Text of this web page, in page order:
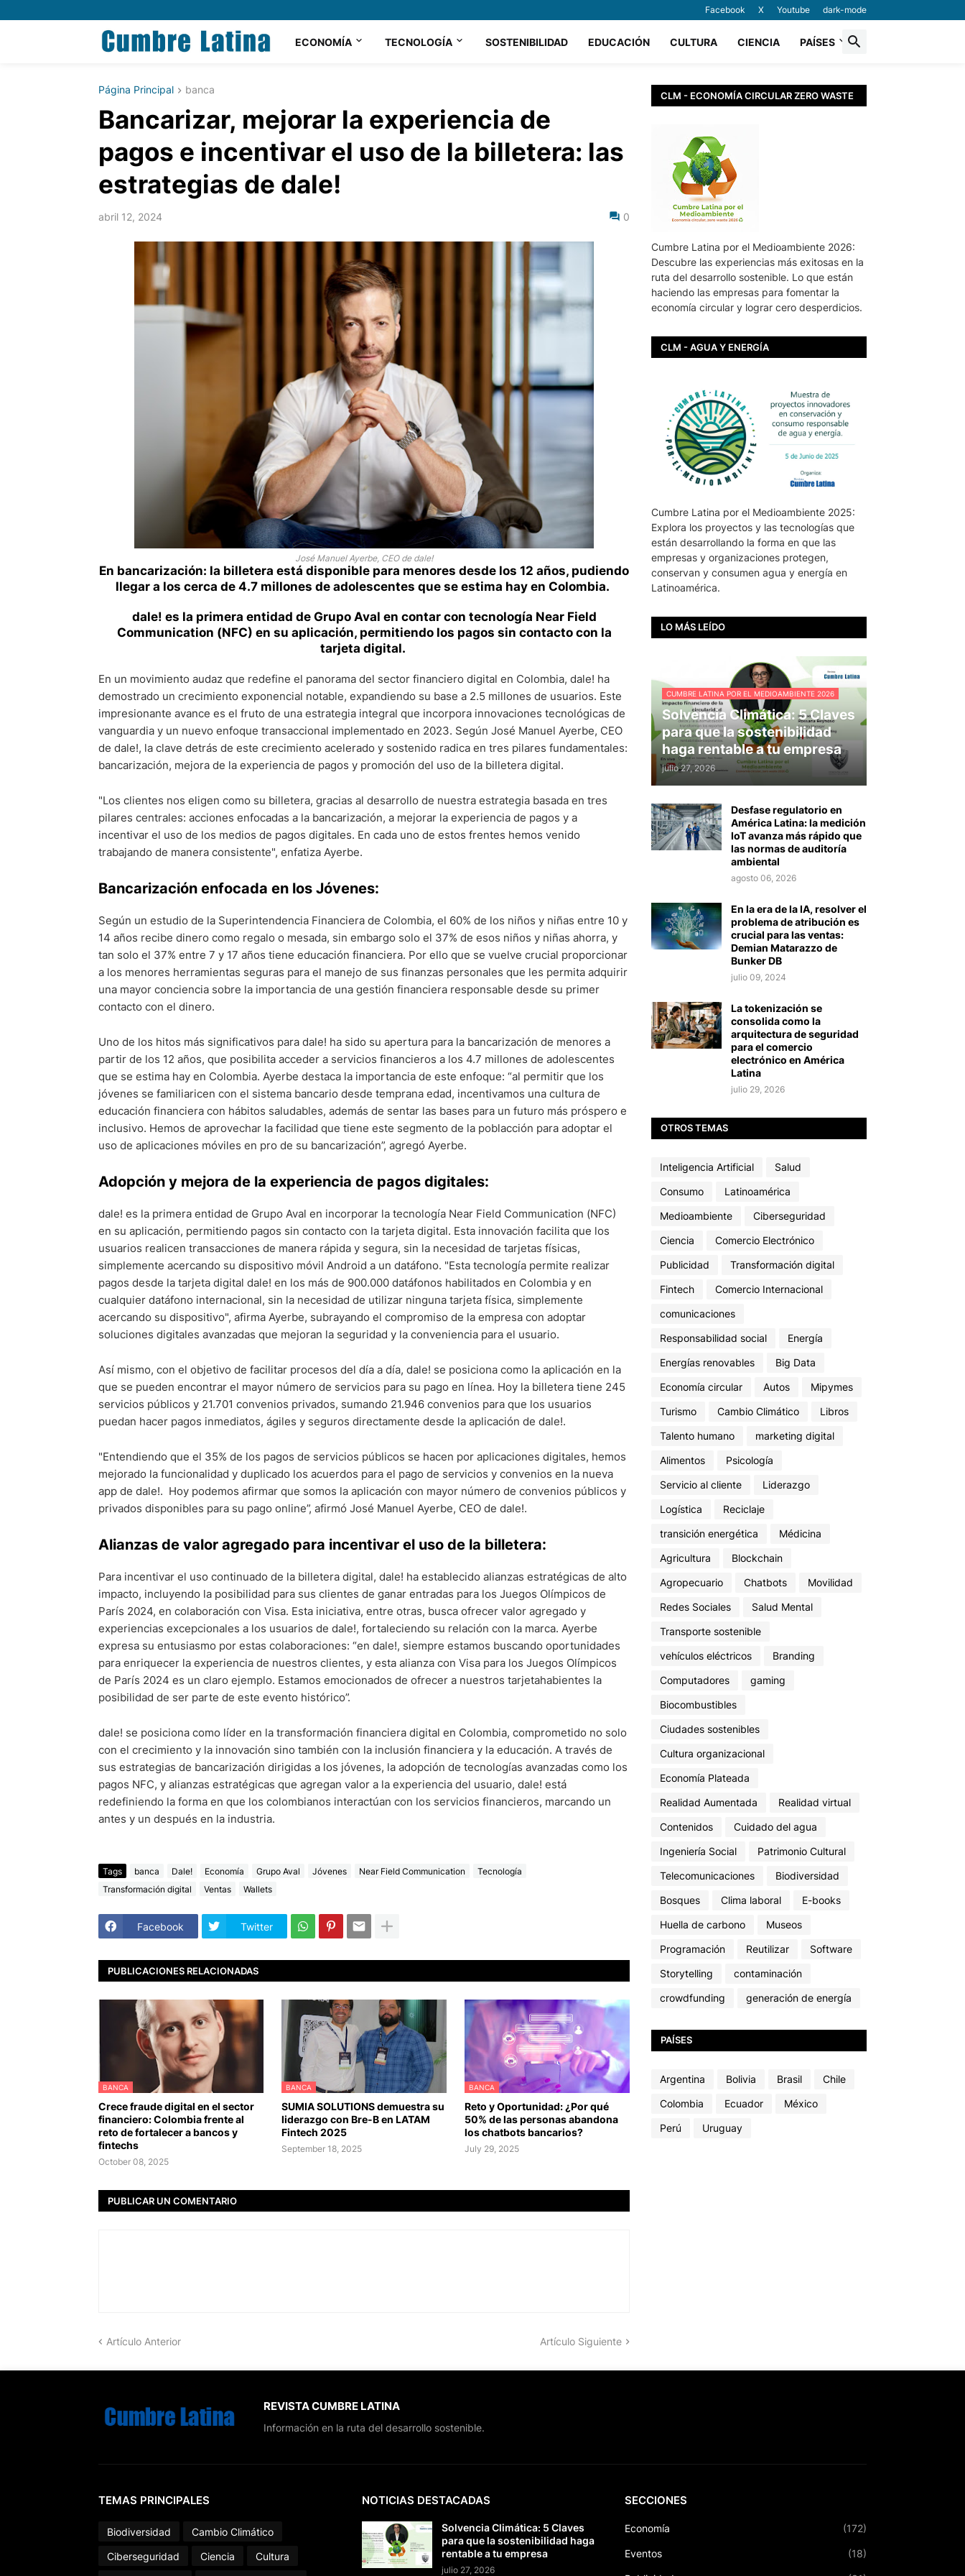
Facebook X Youtube dark-mode
ECONOMÍA TECNOLOGÍA SOSTENIBILIDAD EDUCACIÓN CULTURA CIENCIA PAÍSES
Página Principal banca
Bancarizar, mejorar la experiencia de
pagos e incentivar el uso de la billetera: las
estrategias de dale!
abril 12, 2024 0
José Manuel Ayerbe, CEO de dale!
En bancarización: la billetera está disponible para menores desde los 12 años, pudiendo
llegar a los cerca de 4.7 millones de adolescentes que se estima hay en Colombia.
dale! es la primera entidad de Grupo Aval en contar con tecnología Near Field
Communication (NFC) en su aplicación, permitiendo los pagos sin contacto con la
tarjeta digital.
En un movimiento audaz que redefine el panorama del sector financiero digital en Colombia, dale! ha
demostrado un crecimiento exponencial notable, expandiendo su base a 2.5 millones de usuarios. Este
impresionante avance es el fruto de una estrategia integral que incorpora innovaciones tecnológicas de
vanguardia y un nuevo enfoque transaccional implementado en 2023. Según José Manuel Ayerbe, CEO
de dale!, la clave detrás de este crecimiento acelerado y sostenido radica en tres pilares fundamentales:
bancarización, mejora de la experiencia de pagos y promoción del uso de la billetera digital.
"Los clientes nos eligen como su billetera, gracias al desarrollo de nuestra estrategia basada en tres
pilares centrales: acciones enfocadas a la bancarización, a mejorar la experiencia de pagos y a
incentivar el uso de los medios de pagos digitales. En cada uno de estos frentes hemos venido
trabajando de manera consistente", enfatiza Ayerbe.
Bancarización enfocada en los Jóvenes:
Según un estudio de la Superintendencia Financiera de Colombia, el 60% de los niños y niñas entre 10 y
14 años recibe dinero como regalo o mesada, sin embargo solo el 37% de esos niños y niñas ahorra, y
tan solo el 37% entre 7 y 17 años tiene educación financiera. Por ello que se vuelve crucial proporcionar
a los menores herramientas seguras para el manejo de sus finanzas personales que les permita adquirir
una mayor conciencia sobre la importancia de una gestión financiera responsable desde su primer
contacto con el dinero.
Uno de los hitos más significativos para dale! ha sido su apertura para la bancarización de menores a
partir de los 12 años, que posibilita acceder a servicios financieros a los 4.7 millones de adolescentes
que se estima hay en Colombia. Ayerbe destaca la importancia de este enfoque: “al permitir que los
jóvenes se familiaricen con el sistema bancario desde temprana edad, incentivamos una cultura de
educación financiera con hábitos saludables, además de sentar las bases para un futuro más próspero e
inclusivo. Hemos de aprovechar la facilidad que tiene este segmento de la poblacción para adoptar el
uso de aplicaciones móviles en pro de su bancarización”, agregó Ayerbe.
Adopción y mejora de la experiencia de pagos digitales:
dale! es la primera entidad de Grupo Aval en incorporar la tecnología Near Field Communication (NFC)
en su aplicación, permitiendo pagos sin contacto con la tarjeta digital. Esta innovación facilita que los
usuarios realicen transacciones de manera rápida y segura, sin la necesidad de tarjetas físicas,
simplemente acercando su dispositivo móvil Android a un datáfono. "Esta tecnología permite realizar
pagos desde la tarjeta digital dale! en los más de 900.000 datáfonos habilitados en Colombia y en
cualquier datáfono internacional, sin la necesidad de utilizar ninguna tarjeta física, simplemente
acercando su dispositivo", afirma Ayerbe, subrayando el compromiso de la empresa con adoptar
soluciones digitales avanzadas que mejoran la seguridad y la conveniencia para el usuario.
Así mismo, con el objetivo de facilitar procesos del día a día, dale! se posiciona como la aplicación en la
que se pueden encontrar el mayor número de servicios para su pago en línea. Hoy la billetera tiene 245
servicios públicos y 21.701 convenios privados, sumando 21.946 convenios para que los usuarios
puedan hacer pagos inmediatos, ágiles y seguros directamente desde la aplicación de dale!.
"Entendiendo que el 35% de los pagos de servicios públicos se hacen por aplicaciones digitales, hemos
mejorado la funcionalidad y duplicado los acuerdos para el pago de servicios y convenios en la nueva
app de dale!. Hoy podemos afirmar que somos la aplicación con mayor número de convenios públicos y
privados disponibles para su pago online”, afirmó José Manuel Ayerbe, CEO de dale!.
Alianzas de valor agregado para incentivar el uso de la billetera:
Para incentivar el uso continuado de la billetera digital, dale! ha establecido alianzas estratégicas de alto
impacto, incluyendo la posibilidad para sus clientes de ganar entradas para los Juegos Olímpicos de
París 2024, en colaboración con Visa. Esta iniciativa, entre otras, busca ofrecer valor agregado y
experiencias excepcionales a los usuarios de dale!, fortaleciendo su relación con la marca. Ayerbe
expresa su entusiasmo por estas colaboraciones: “en dale!, siempre estamos buscando oportunidades
para enriquecer la experiencia de nuestros clientes, y esta alianza con Visa para los Juegos Olímpicos
de París 2024 es un claro ejemplo. Estamos emocionados de ofrecer a nuestros tarjetahabientes la
posibilidad de ser parte de este evento histórico”.
dale! se posiciona como líder en la transformación financiera digital en Colombia, comprometido no solo
con el crecimiento y la innovación sino también con la inclusión financiera y la educación. A través de
sus estrategias de bancarización dirigidas a los jóvenes, la adopción de tecnologías avanzadas como los
pagos NFC, y alianzas estratégicas que agregan valor a la experiencia del usuario, dale! está
redefiniendo la forma en que los colombianos interactúan con los servicios financieros, marcando un
antes y un después en la industria.
Tags banca Dale! Economía Grupo Aval Jóvenes Near Field Communication
Tecnología
Transformación digital
Ventas Wallets
Facebook Twitter
PUBLICACIONES RELACIONADAS
BANCA
Crece fraude digital en el sector
financiero: Colombia frente al
reto de fortalecer a bancos y
fintechs
October 08, 2025
BANCA
SUMIA SOLUTIONS demuestra su
liderazgo con Bre-B en LATAM
Fintech 2025
September 18, 2025
BANCA
Reto y Oportunidad: ¿Por qué
50% de las personas abandona
los chatbots bancarios?
July 29, 2025
PUBLICAR UN COMENTARIO
Artículo Anterior Artículo Siguiente
CLM - ECONOMÍA CIRCULAR ZERO WASTE
Cumbre Latina por el Medioambiente 2026:
Descubre las experiencias más exitosas en la
ruta del desarrollo sostenible. Lo que están
haciendo las empresas para fomentar la
economía circular y lograr cero desperdicios.
CLM - AGUA Y ENERGÍA
Cumbre Latina por el Medioambiente 2025:
Explora los proyectos y las tecnologías que
están desarrollando la forma en que las
empresas y organizaciones protegen,
conservan y consumen agua y energía en
Latinoamérica.
LO MÁS LEÍDO
CUMBRE LATINA POR EL MEDIOAMBIENTE 2026
Solvencia Climática: 5 Claves
para que la sostenibilidad
haga rentable a tu empresa
julio 27, 2026
Desfase regulatorio en
América Latina: la medición
IoT avanza más rápido que
las normas de auditoría
ambiental
agosto 06, 2026
En la era de la IA, resolver el
problema de atribución es
crucial para las ventas:
Demian Matarazzo de
Bunker DB
julio 09, 2024
La tokenización se
consolida como la
arquitectura de seguridad
para el comercio
electrónico en América
Latina
julio 29, 2026
OTROS TEMAS
Inteligencia Artificial
Salud
Consumo
Latinoamérica
Medioambiente
Ciberseguridad
Ciencia
Comercio Electrónico
Publicidad
Transformación digital
Fintech
Comercio Internacional
comunicaciones
Responsabilidad social
Energía
Energías renovables
Big Data
Economía circular
Autos
Mipymes
Turismo
Cambio Climático
Libros
Talento humano
marketing digital
Alimentos
Psicología
Servicio al cliente
Liderazgo
Logística
Reciclaje
transición energética
Médicina
Agricultura
Blockchain
Agropecuario
Chatbots
Movilidad
Redes Sociales
Salud Mental
Transporte sostenible
vehículos eléctricos
Branding
Computadores
gaming
Biocombustibles
Ciudades sostenibles
Cultura organizacional
Economía Plateada
Realidad Aumentada
Realidad virtual
Contenidos
Cuidado del agua
Ingeniería Social
Patrimonio Cultural
Telecomunicaciones
Biodiversidad
Bosques
Clima laboral
E-books
Huella de carbono
Museos
Programación
Reutilizar
Software
Storytelling
contaminación
crowdfunding
generación de energía
PAÍSES
Argentina Bolivia Brasil
Chile
Colombia
Ecuador
México
Perú
Uruguay
REVISTA CUMBRE LATINA
Información en la ruta del desarrollo sostenible.
TEMAS PRINCIPALES
Biodiversidad
Cambio Climático
Ciberseguridad
Ciencia
Cultura
NOTICIAS DESTACADAS
Solvencia Climática: 5 Claves
para que la sostenibilidad haga
rentable a tu empresa
julio 27, 2026
SECCIONES
Economía (172)
Eventos (18)